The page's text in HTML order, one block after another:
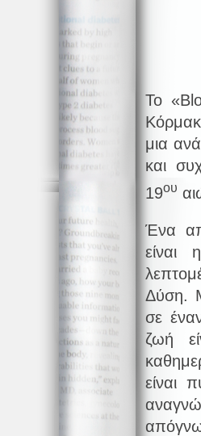
Το
μια
και
19ου
Ένα
είναι
Δύση.
σε
ζωή
είναι